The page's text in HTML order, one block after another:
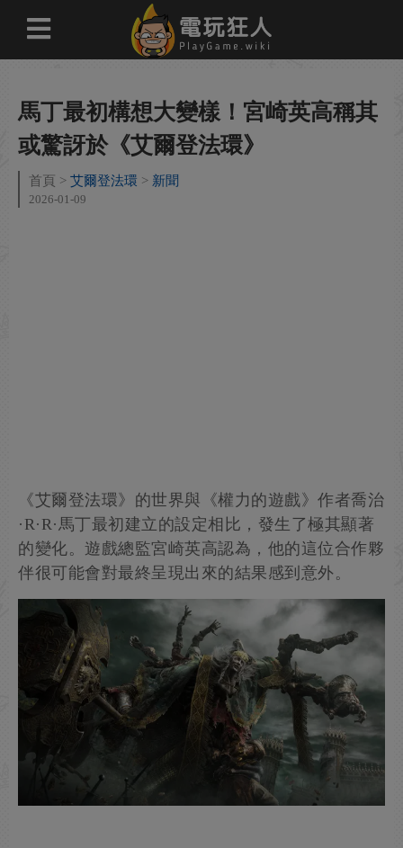
馬丁最初構想大變樣！宮崎英高稱其
或驚訝於《艾爾登法環》
首頁 艾爾登法環 新聞
2026-01-09
《艾爾登法環》的世界與《權力的遊戲》作者喬治
·R·R·馬丁最初建立的設定相比，發生了極其顯著
的變化。遊戲總監宮崎英高認為，他的這位合作夥
伴很可能會對最終呈現出來的結果感到意外。